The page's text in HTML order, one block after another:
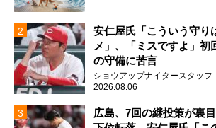
安仁屋氏「こういう守り
メ」、「ミスですよ」初
の守備に苦言
ショウアップナイタースタッフ
2026.08.06
広島、7回の継投策が裏